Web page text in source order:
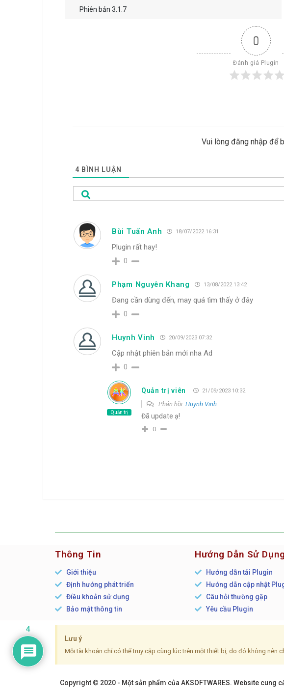
Phiên bản 3.1.7
0
Đánh giá Plugin
Vui lòng đăng nhập để
4 BÌNH LUẬN
Bùi Tuấn Anh 18/07/2022 16:31
Plugin rất hay!
0
Phạm Nguyên Khang 13/08/2022 13:42
Đang cần dùng đến, may quá tìm thấy ở đây
0
Huynh Vinh 20/09/2023 07:32
Cập nhật phiên bản mới nha Ad
0
Quản trị
Quản trị viên 21/09/2023 10:32
Phản hồi Huynh Vinh
Đã update ạ!
0
Thông Tin
Giới thiệu
Định hướng phát triển
Điều khoản sử dụng
Bảo mật thông tin
Hướng Dẫn Sử Dụng
Hướng dẫn tải Plugin
Hướng dẫn cập nhật
Câu hỏi thường gặp
Yêu cầu Plugin
Lưu ý
Mỗi tài khoản chỉ có thể truy cập cùng lúc trên một thiết bị, do đó không nên
Copyright © 2020 - Một sản phẩm của AKSOFTWARES. Website cung
4